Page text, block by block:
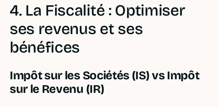
4. La Fiscalité : Optimiser
ses revenus et ses
bénéfices
Impôt sur les Sociétés (IS) vs Impôt
sur le Revenu (IR)